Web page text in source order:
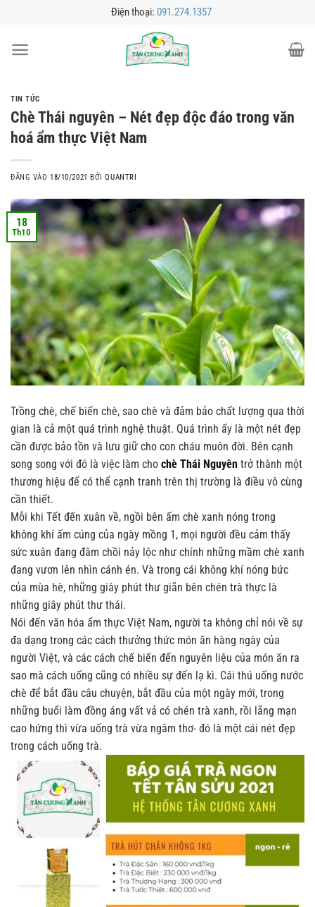
nội
Điện thoại: 091.274.1357
TIN TỨC
Chè Thái nguyên – Nét đẹp độc đáo trong văn
hoá ẩm thực Việt Nam
ĐĂNG VÀO18/10/2021 BỞIQUANTRI
18
Th10
Trồng chè, chế biến chè, sao chè và đảm bảo chất lượng qua thời
gian là cả một quá trình nghệ thuật. Quá trình ấy là một nét đẹp
cần được bảo tồn và lưu giữ cho con cháu muôn đời. Bên cạnh
song song với đó là việc làm cho chè Thái Nguyên trở thành một
thương hiệu để có thể cạnh tranh trên thị trường là điều vô cùng
cần thiết.
Mỗi khi Tết đến xuân về, ngồi bên ấm chè xanh nóng trong
không khí ấm cúng của ngày mồng 1, mọi người đều cảm thấy
sức xuân đang đâm chồi nảy lộc như chính những mầm chè xanh
đang vươn lên nhìn cánh én. Và trong cái không khí nóng bức
của mùa hè, những giây phút thư giãn bên chén trà thực là
những giây phút thư thái.
Nói đến văn hóa ẩm thực Việt Nam, người ta không chỉ nói về sự
đa dạng trong các cách thưởng thức món ăn hàng ngày của
người Việt, và các cách chế biến đến nguyên liệu của món ăn ra
sao mà cách uống cũng có nhiều sự đến lạ kì. Cái thú uống nước
chè để bắt đầu câu chuyện, bắt đầu của một ngày mới, trong
những buổi làm đồng áng vất vả có chén trà xanh, rồi lãng mạn
cao hứng thì vừa uống trà vừa ngâm thơ- đó là một cái nét đẹp
trong cách uống trà.